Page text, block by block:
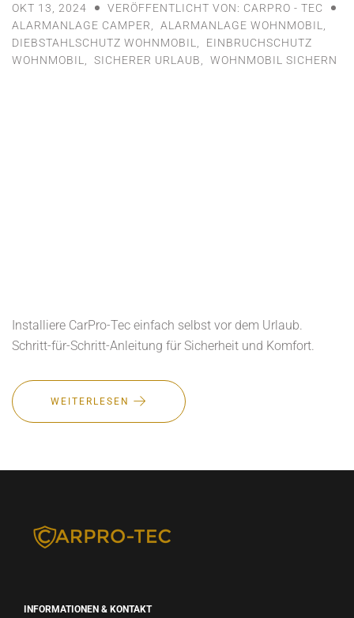
OKT 13, 2024
VERÖFFENTLICHT VON: CARPRO - TEC
ALARMANLAGE CAMPER
ALARMANLAGE WOHNMOBIL
DIEBSTAHLSCHUTZ WOHNMOBIL
EINBRUCHSCHUTZ
WOHNMOBIL
SICHERER URLAUB WOHNMOBIL SICHERN
Installiere CarPro-Tec einfach selbst vor dem Urlaub.
Schritt-für-Schritt-Anleitung für Sicherheit und Komfort.
WEITERLESEN
INFORMATIONEN & KONTAKT